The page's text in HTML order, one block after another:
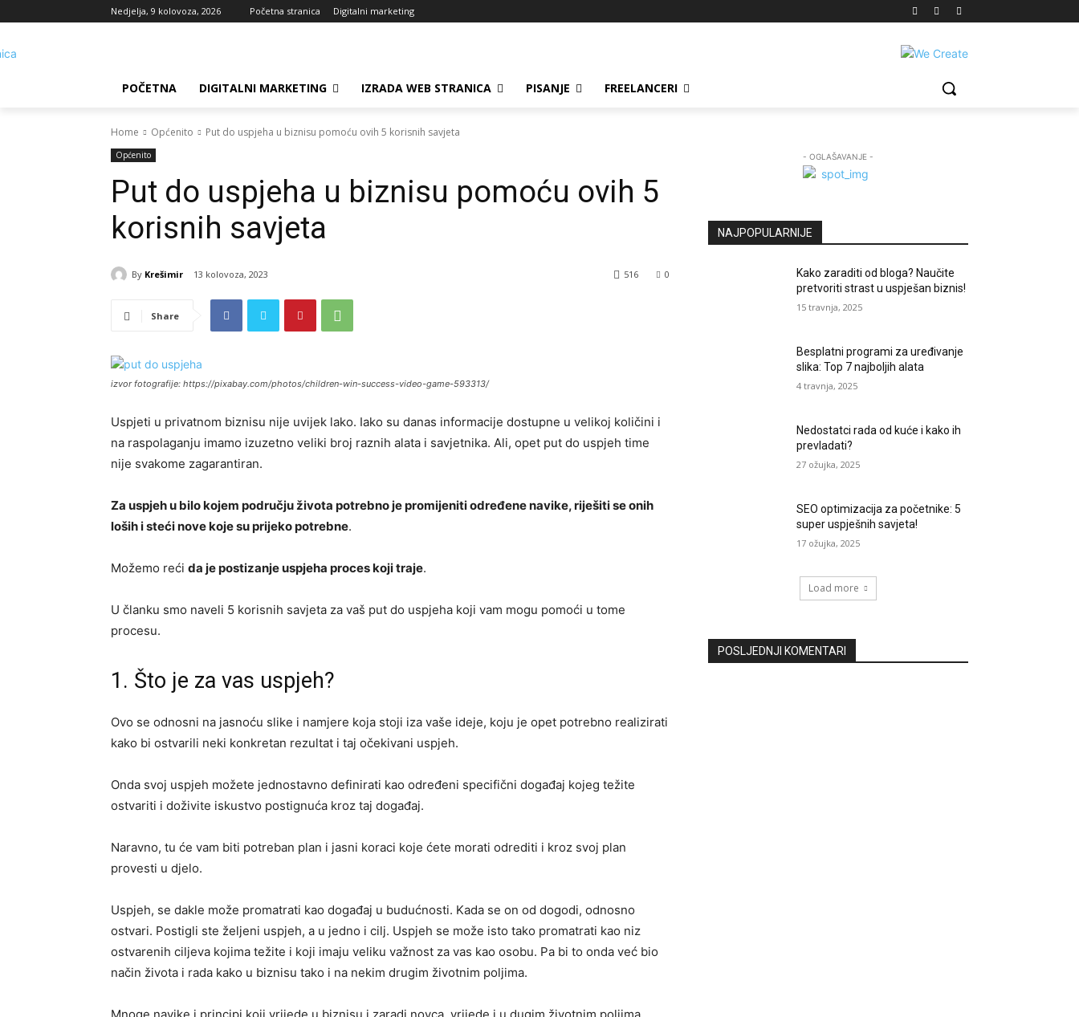
Nedjelja, 9 kolovoza, 2026 Početna stranica Digitalni marketing
POČETNA DIGITALNI MARKETING IZRADA WEB STRANICA PISANJE FREELANCERI
Home Općenito Put do uspjeha u biznisu pomoću ovih 5 korisnih savjeta
Općenito
Put do uspjeha u biznisu pomoću ovih 5
korisnih savjeta
By Krešimir 13 kolovoza, 2023 0
516
Share
izvor fotografije: https://pixabay.com/photos/children-win-success-video-game-593313/
Uspjeti u privatnom biznisu nije uvijek lako. Iako su danas informacije dostupne u velikoj količini i
na raspolaganju imamo izuzetno veliki broj raznih alata i savjetnika. Ali, opet put do uspjeh time
nije svakome zagarantiran.
Za uspjeh u bilo kojem području života potrebno je promijeniti određene navike, riješiti se onih
loših i steći nove koje su prijeko potrebne.
Možemo reći da je postizanje uspjeha proces koji traje.
U članku smo naveli 5 korisnih savjeta za vaš put do uspjeha koji vam mogu pomoći u tome
procesu.
1. Što je za vas uspjeh?
Ovo se odnosni na jasnoću slike i namjere koja stoji iza vaše ideje, koju je opet potrebno realizirati
kako bi ostvarili neki konkretan rezultat i taj očekivani uspjeh.
Onda svoj uspjeh možete jednostavno definirati kao određeni specifični događaj kojeg težite
ostvariti i doživite iskustvo postignuća kroz taj događaj.
Naravno, tu će vam biti potreban plan i jasni koraci koje ćete morati odrediti i kroz svoj plan
provesti u djelo.
Uspjeh, se dakle može promatrati kao događaj u budućnosti. Kada se on od dogodi, odnosno
ostvari. Postigli ste željeni uspjeh, a u jedno i cilj. Uspjeh se može isto tako promatrati kao niz
ostvarenih ciljeva kojima težite i koji imaju veliku važnost za vas kao osobu. Pa bi to onda već bio
način života i rada kako u biznisu tako i na nekim drugim životnim poljima.
- OGLAŠAVANJE -
NAJPOPULARNIJE
Kako zaraditi od bloga? Naučite
pretvoriti strast u uspješan biznis!
15 travnja, 2025
Besplatni programi za uređivanje
slika: Top 7 najboljih alata
4 travnja, 2025
Nedostatci rada od kuće i kako ih
prevladati?
27 ožujka, 2025
SEO optimizacija za početnike: 5
super uspješnih savjeta!
17 ožujka, 2025
Load more
POSLJEDNJI KOMENTARI